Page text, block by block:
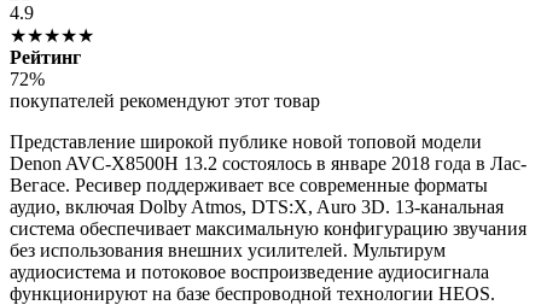
4.9
★★★★★
Рейтинг
72%
покупателей рекомендуют этот товар
Представление широкой публике новой топовой модели
Denon AVC-X8500H 13.2 состоялось в январе 2018 года в Лас-
Вегасе. Ресивер поддерживает все современные форматы
аудио, включая Dolby Atmos, DTS:X, Auro 3D. 13-канальная
система обеспечивает максимальную конфигурацию звучания
без использования внешних усилителей. Мультирум
аудиосистема и потоковое воспроизведение аудиосигнала
функционируют на базе беспроводной технологии HEOS.